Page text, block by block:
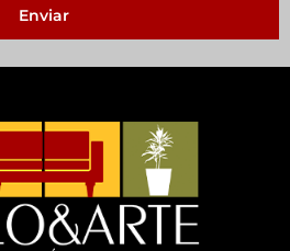
Enviar